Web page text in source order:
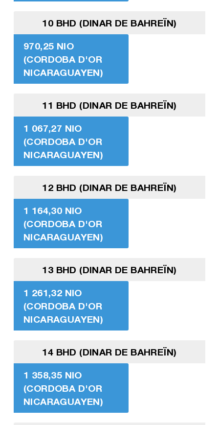
10 BHD (DINAR DE BAHREÏN)
970,25 NIO
(CORDOBA D'OR
NICARAGUAYEN)
11 BHD (DINAR DE BAHREÏN)
1 067,27 NIO
(CORDOBA D'OR
NICARAGUAYEN)
12 BHD (DINAR DE BAHREÏN)
1 164,30 NIO
(CORDOBA D'OR
NICARAGUAYEN)
13 BHD (DINAR DE BAHREÏN)
1 261,32 NIO
(CORDOBA D'OR
NICARAGUAYEN)
14 BHD (DINAR DE BAHREÏN)
1 358,35 NIO
(CORDOBA D'OR
NICARAGUAYEN)